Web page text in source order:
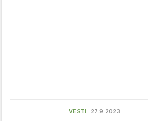
VESTI 27.9.2023.